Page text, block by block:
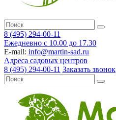
8 (495) 294-00-11
Ежедневно с 10.00 до 17.30
E-mail: info@martin-sad.ru
Адреса садовых центров
8 (495) 294-00-11 Заказать звонок